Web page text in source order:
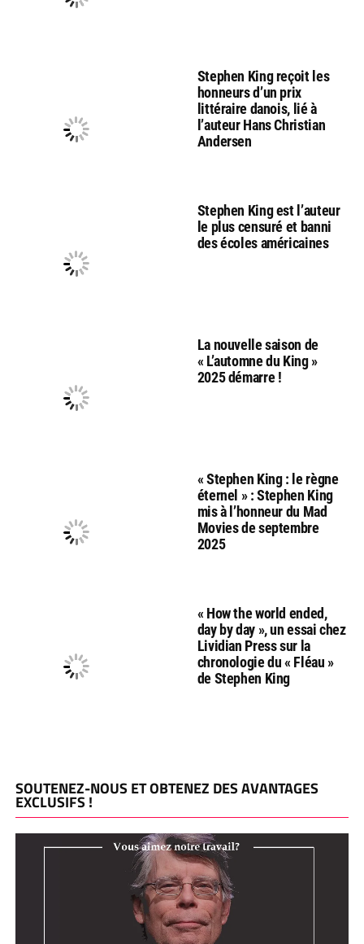
Stephen King reçoit les
honneurs d’un prix
littéraire danois, lié à
l’auteur Hans Christian
Andersen
Stephen King est l’auteur
le plus censuré et banni
des écoles américaines
La nouvelle saison de
« L’automne du King »
2025 démarre !
« Stephen King : le règne
éternel » : Stephen King
mis à l’honneur du Mad
Movies de septembre
2025
« How the world ended,
day by day », un essai chez
Lividian Press sur la
chronologie du « Fléau »
de Stephen King
SOUTENEZ-NOUS ET OBTENEZ DES AVANTAGES
EXCLUSIFS !